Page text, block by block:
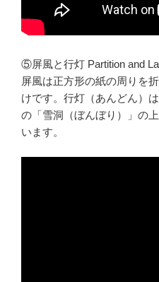
⑤屏風と行灯 Partition and
屏風は正方形の紙の周りを
けです。行灯（あんどん）
の「雪洞（ぼんぼり）」の
います。